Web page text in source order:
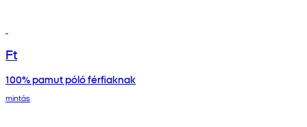
Ft
100% pamut póló férfiaknak
mintás